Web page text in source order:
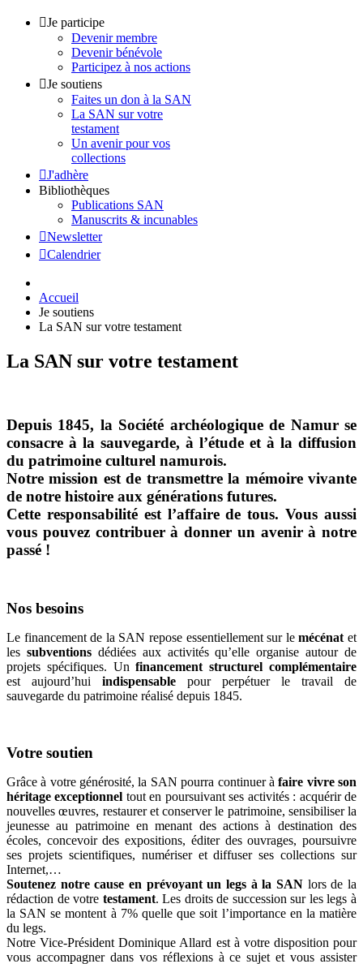
Je participe
Devenir membre
Devenir bénévole
Participez à nos actions
Je soutiens
Faites un don à la SAN
La SAN sur votre
testament
Un avenir pour vos
collections
J'adhère
Bibliothèques
Publications SAN
Manuscrits & incunables
Newsletter
Calendrier
Accueil
Je soutiens
La SAN sur votre testament
La SAN sur votre testament
Depuis 1845, la Société archéologique de Namur se
consacre à la sauvegarde, à l’étude et à la diffusion
du patrimoine culturel namurois.
Notre mission est de transmettre la mémoire vivante
de notre histoire aux générations futures.
Cette responsabilité est l’affaire de tous. Vous aussi
vous pouvez contribuer à donner un avenir à notre
passé !
Nos besoins
Le financement de la SAN repose essentiellement sur lemécénat et
les subventionsdédiées aux activités qu’elle organise autour de
projets spécifiques. Unfinancement structurel complémentaire
est aujourd’hui indispensable pour perpétuer le travail de
sauvegarde du patrimoine réalisé depuis 1845.
Votre soutien
Grâce à votre générosité, la SAN pourra continuer àfaire vivre son
héritage exceptionnel tout en poursuivant ses activités : acquérir de
nouvelles œuvres, restaurer et conserver le patrimoine, sensibiliser la
jeunesse au patrimoine en menant des actions à destination des
écoles, concevoir des expositions, éditer des ouvrages, poursuivre
ses projets scientifiques, numériser et diffuser ses collections sur
Internet,…
Soutenez notre cause en prévoyant un legs à la SAN lors de la
rédaction de votre testament. Les droits de succession sur les legs à
la SAN se montent à 7% quelle que soit l’importance en la matière
du legs.
Notre Vice-Président Dominique Allard est à votre disposition pour
vous accompagner dans vos réflexions à ce sujet et vous assister